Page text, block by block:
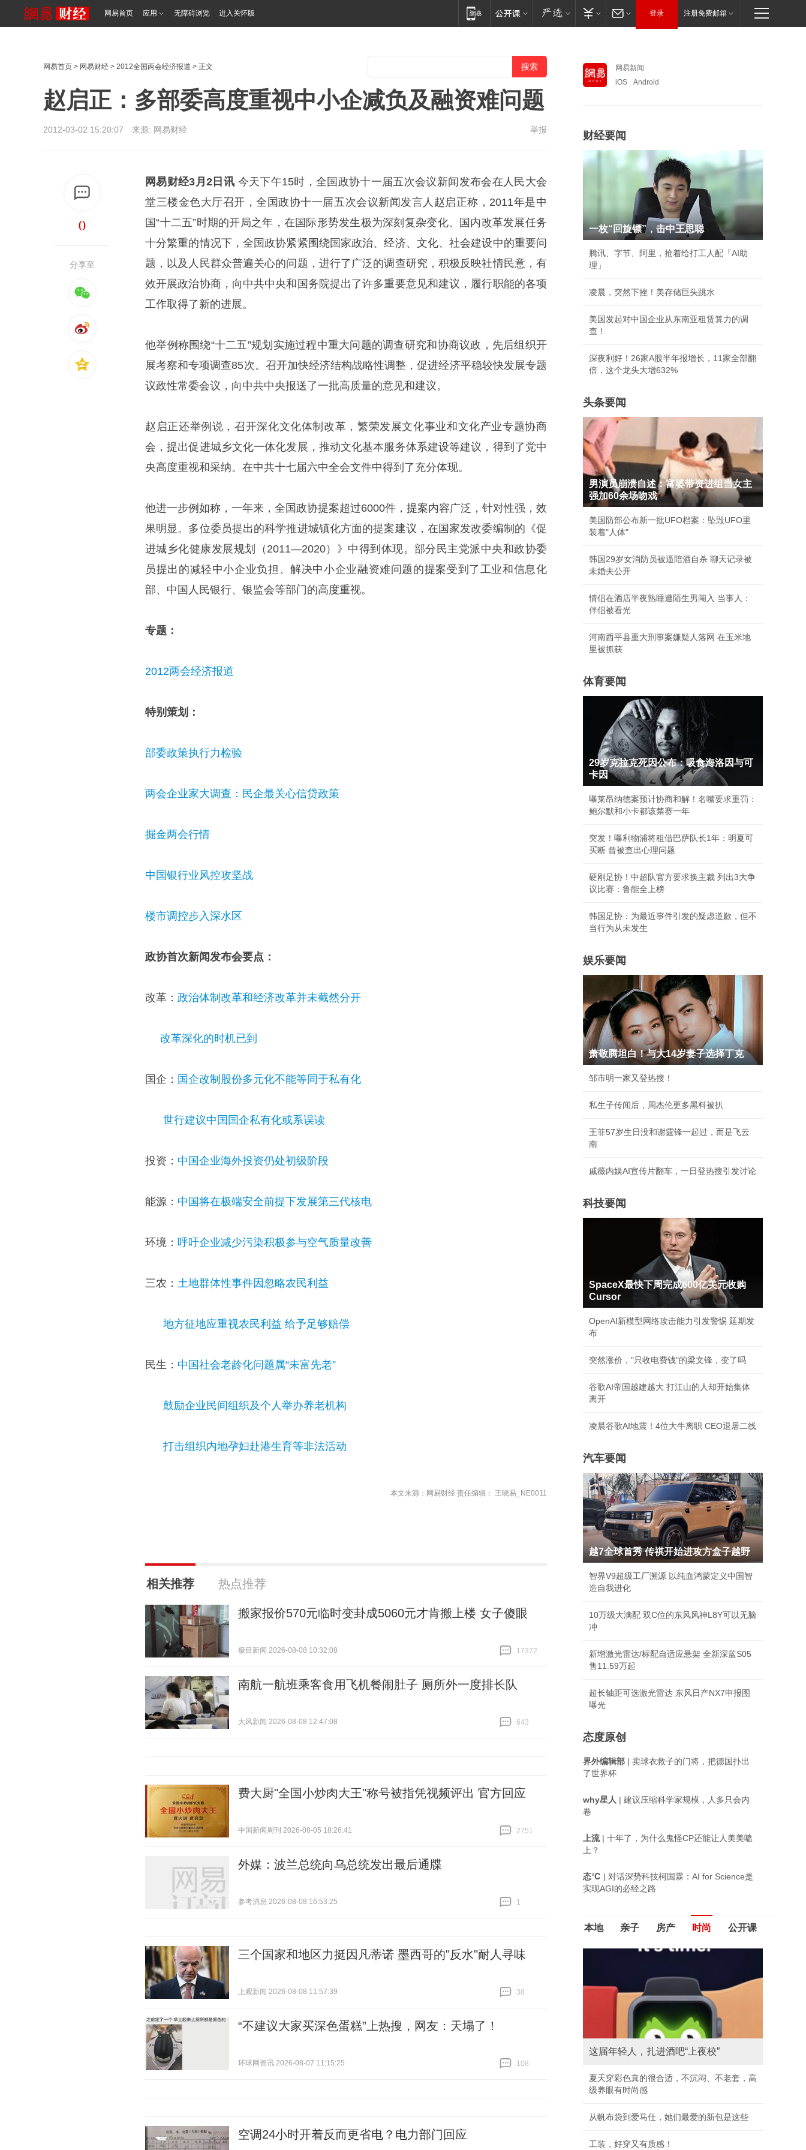
网易首页 应用 无障碍浏览 进入关怀版 登录 注册免费邮箱
网易首页 > 网易财经 > 2012全国两会经济报道 > 正文
赵启正：多部委高度重视中小企减负及融资难问题
2012-03-02 15:20:07 来源: 网易财经 举报
0
分享至
网易财经3月2日讯 今天下午15时，全国政协十一届五次会议新闻发布会在人民大会
堂三楼金色大厅召开，全国政协十一届五次会议新闻发言人赵启正称，2011年是中
国“十二五”时期的开局之年，在国际形势发生极为深刻复杂变化、国内改革发展任务
十分繁重的情况下，全国政协紧紧围绕国家政治、经济、文化、社会建设中的重要问
题，以及人民群众普遍关心的问题，进行了广泛的调查研究，积极反映社情民意，有
效开展政治协商，向中共中央和国务院提出了许多重要意见和建议，履行职能的各项
工作取得了新的进展。
他举例称围绕“十二五”规划实施过程中重大问题的调查研究和协商议政，先后组织开
展考察和专项调查85次。召开加快经济结构战略性调整，促进经济平稳较快发展专题
议政性常委会议，向中共中央报送了一批高质量的意见和建议。
赵启正还举例说，召开深化文化体制改革，繁荣发展文化事业和文化产业专题协商
会，提出促进城乡文化一体化发展，推动文化基本服务体系建设等建议，得到了党中
央高度重视和采纳。在中共十七届六中全会文件中得到了充分体现。
他进一步例如称，一年来，全国政协提案超过6000件，提案内容广泛，针对性强，效
果明显。多位委员提出的科学推进城镇化方面的提案建议，在国家发改委编制的《促
进城乡化健康发展规划（2011—2020）》中得到体现。部分民主党派中央和政协委
员提出的减轻中小企业负担、解决中小企业融资难问题的提案受到了工业和信息化
部、中国人民银行、银监会等部门的高度重视。
专题：
2012两会经济报道
特别策划：
部委政策执行力检验
两会企业家大调查：民企最关心信贷政策
掘金两会行情
中国银行业风控攻坚战
楼市调控步入深水区
政协首次新闻发布会要点：
改革： 政治体制改革和经济改革并未截然分开
改革深化的时机已到
国企： 国企改制股份多元化不能等同于私有化
世行建议中国国企私有化或系误读
投资： 中国企业海外投资仍处初级阶段
能源： 中国将在极端安全前提下发展第三代核电
环境： 呼吁企业减少污染积极参与空气质量改善
三农： 土地群体性事件因忽略农民利益
地方征地应重视农民利益 给予足够赔偿
民生： 中国社会老龄化问题属“未富先老”
鼓励企业民间组织及个人举办养老机构
打击组织内地孕妇赴港生育等非法活动
本文来源：网易财经 责任编辑： 王晓易_NE0011
相关推荐 热点推荐
搬家报价570元临时变卦成5060元才肯搬上楼 女子傻眼
极目新闻 2026-08-08 10:32:08
17372
南航一航班乘客食用飞机餐闹肚子 厕所外一度排长队
大风新闻 2026-08-08 12:47:08
643
费大厨"全国小炒肉大王"称号被指凭视频评出 官方回应
中国新闻周刊 2026-08-05 18:26:41
2751
外媒：波兰总统向乌总统发出最后通牒
参考消息 2026-08-08 16:53:25
1
三个国家和地区力挺因凡蒂诺 墨西哥的"反水"耐人寻味
上观新闻 2026-08-08 11:57:39
38
“不建议大家买深色蛋糕”上热搜，网友：天塌了！
环球网资讯 2026-08-07 11:15:25
108
空调24小时开着反而更省电？电力部门回应
网易新闻
iOS
Android
财经要闻
一枚“回旋镖”，击中王思聪
腾讯、字节、阿里，抢着给打工人配「AI助
理」
凌晨，突然下挫！美存储巨头跳水
美国发起对中国企业从东南亚租赁算力的调
查！
深夜利好！26家A股半年报增长，11家全部翻
倍，这个龙头大增632%
头条要闻
男演员崩溃自述：富婆带资进组当女主
强加60余场吻戏
美国防部公布新一批UFO档案：坠毁UFO里
装着"人体"
韩国29岁女消防员被逼陪酒自杀 聊天记录被
未婚夫公开
情侣在酒店半夜熟睡遭陌生男闯入 当事人：
伴侣被看光
河南西平县重大刑事案嫌疑人落网 在玉米地
里被抓获
体育要闻
29岁克拉克死因公布：吸食海洛因与可
卡因
曝莱昂纳德案预计协商和解！名嘴要求重罚：
鲍尔默和小卡都该禁赛一年
突发！曝利物浦将租借巴萨队长1年：明夏可
买断 曾被查出心理问题
硬刚足协！中超队官方要求换主裁 列出3大争
议比赛：鲁能全上榜
韩国足协：为最近事件引发的疑虑道歉，但不
当行为从未发生
娱乐要闻
萧敬腾坦白！与大14岁妻子选择丁克
邹市明一家又登热搜！
私生子传闻后，周杰伦更多黑料被扒
王菲57岁生日没和谢霆锋一起过，而是飞云
南
戚薇内娱AI宣传片翻车，一日登热搜引发讨论
科技要闻
SpaceX最快下周完成600亿美元收购
Cursor
OpenAI新模型网络攻击能力引发警惕 延期发
布
突然涨价，"只收电费钱"的梁文锋，变了吗
谷歌AI帝国越建越大 打江山的人却开始集体
离开
凌晨谷歌AI地震！4位大牛离职 CEO退居二线
汽车要闻
越7全球首秀 传祺开始进攻方盒子越野
智界V9超级工厂溯源 以纯血鸿蒙定义中国智
造自我进化
10万级大满配 双C位的东风风神L8Y可以无脑
冲
新增激光雷达/标配自适应悬架 全新深蓝S05
售11.59万起
超长轴距可选激光雷达 东风日产NX7申报图
曝光
态度原创
界外编辑部 | 卖球衣救子的门将，把德国扑出
了世界杯
why星人 | 建议压缩科学家规模，人多只会内
卷
上流| 十年了，为什么鬼怪CP还能让人美美嗑
上？
态℃ | 对话深势科技柯国霖：AI for Science是
实现AGI的必经之路
本地 亲子 房产 时尚 公开课
这届年轻人，扎进酒吧“上夜校”
夏天穿彩色真的很合适，不沉闷、不老套，高
级养眼有时尚感
从帆布袋到爱马仕，她们最爱的新包是这些
工装，好穿又有质感！